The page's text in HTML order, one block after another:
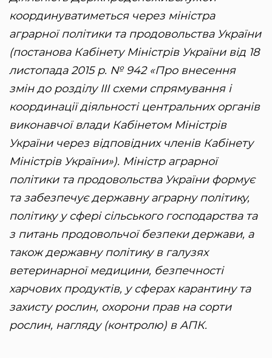
координуватиметься через міністра
аграрної політики та продовольства України
(постанова Кабінету Міністрів України від 18
листопада 2015 р. № 942 «Про внесення
змін до розділу III схеми спрямування і
координації діяльності центральних органів
виконавчої влади Кабінетом Міністрів
України через відповідних членів Кабінету
Міністрів України»). Міністр аграрної
політики та продовольства України формує
та забезпечує державну аграрну політику,
політику у сфері сільського господарства та
з питань продовольчої безпеки держави, а
також державну політику в галузях
ветеринарної медицини, безпечності
харчових продуктів, у сферах карантину та
захисту рослин, охорони прав на сорти
рослин, нагляду (контролю) в АПК.